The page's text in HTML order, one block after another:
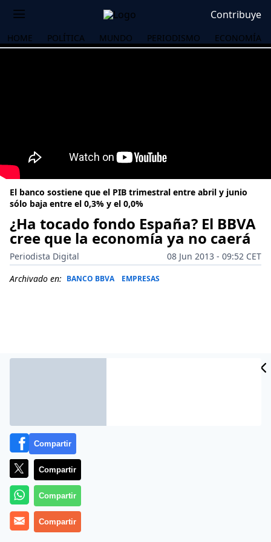
Contribuye
HOME POLÍTICA MUNDO PERIODISMO ECONOMÍA
El banco sostiene que el PIB trimestral entre abril y junio
sólo baja entre el 0,3% y el 0,0%
¿Ha tocado fondo España? El BBVA
cree que la economía ya no caerá
Periodista Digital
08 Jun 2013 - 09:52 CET
Archivado en: BANCO BBVA EMPRESAS
Más información
Compartir
Compartir
Compartir
Compartir